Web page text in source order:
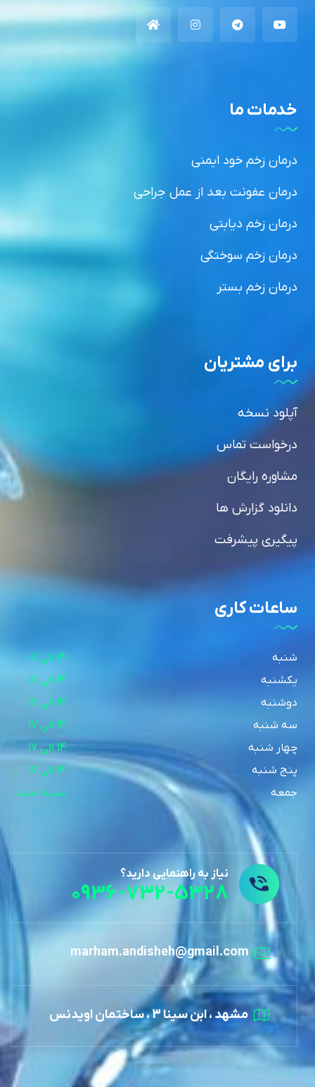
خدمات ما
درمان زخم خود ایمنی
درمان عفونت بعد از عمل جراحی
درمان زخم دیابتی
درمان زخم سوختگی
درمان زخم بستر
برای مشتریان
آپلود نسخه
درخواست تماس
مشاوره رایگان
دانلود گزارش ها
پیگیری پیشرفت
ساعات کاری
شنبه
یکشنبه
دوشنبه
سه شنبه
چهار شنبه
14 الی 17
پنج شنبه
جمعه
بسته است
نیاز به راهنمایی دارید؟
0936-732-5328
marham.andisheh@gmail.com
مشهد ، ابن سینا 3 ، ساختمان اویدنس